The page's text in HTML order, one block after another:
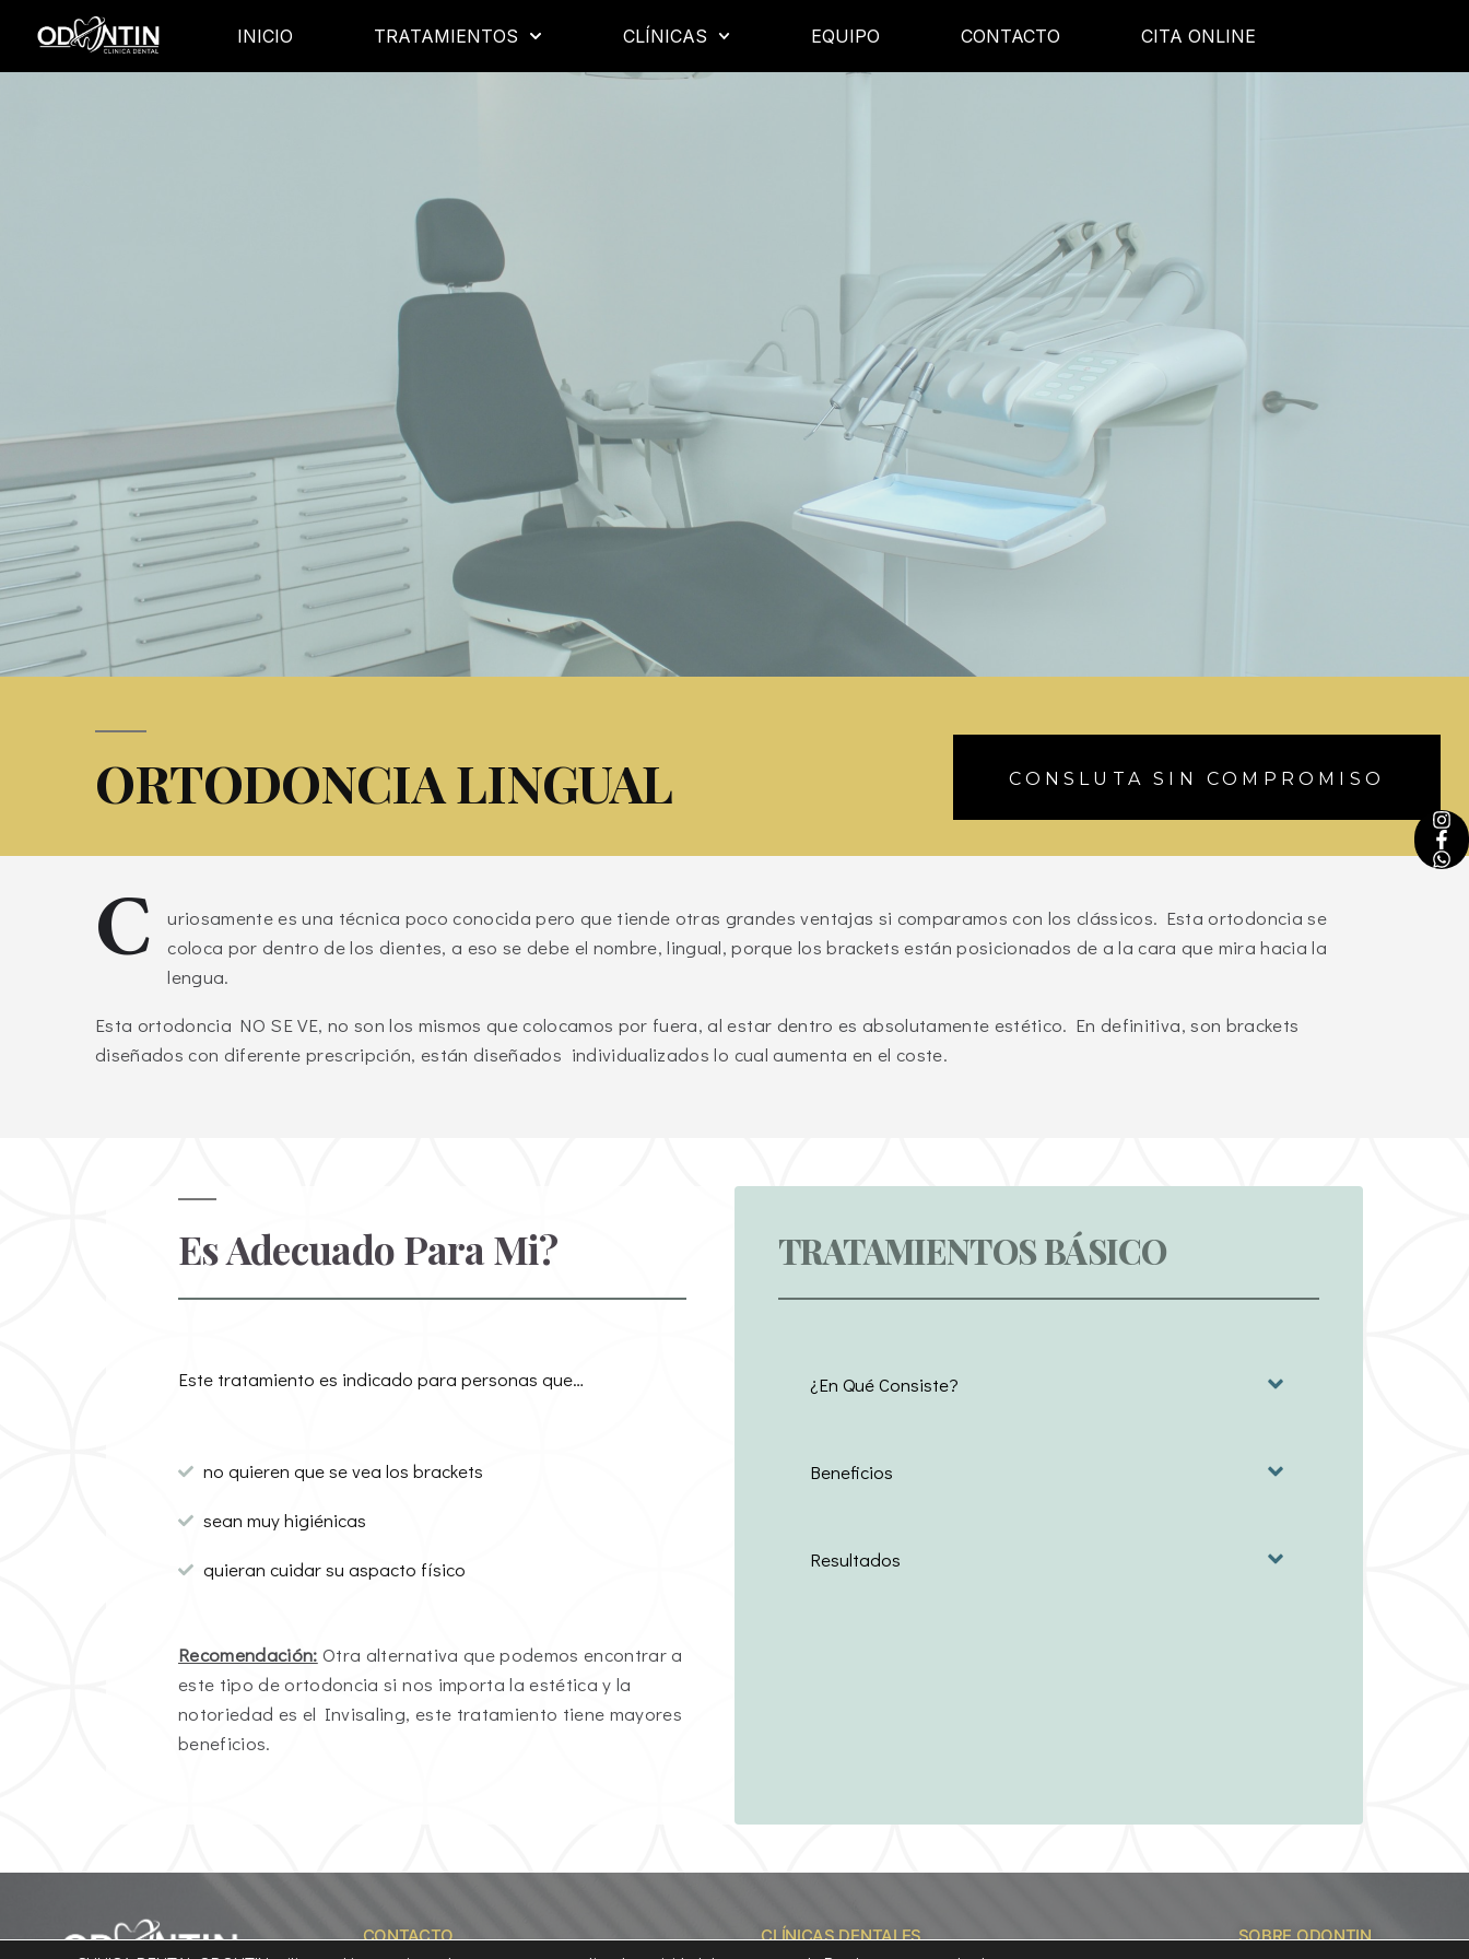
INICIO TRATAMIENTOS CLÍNICAS EQUIPO CONTACTO CITA ONLINE
ORTODONCIA LINGUAL CONSLUTA SIN COMPROMISO
C uriosamente es una técnica poco conocida pero que tiende otras grandes ventajas si comparamos con los clássicos. Esta ortodoncia se
coloca por dentro de los dientes, a eso se debe el nombre, lingual, porque los brackets están posicionados de a la cara que mira hacia la
lengua.
Esta ortodoncia NO SE VE, no son los mismos que colocamos por fuera, al estar dentro es absolutamente estético. En definitiva, son brackets
diseñados con diferente prescripción, están diseñados individualizados lo cual aumenta en el coste.
Es Adecuado Para Mi?
Este tratamiento es indicado para personas que…
no quieren que se vea los brackets
sean muy higiénicas
quieran cuidar su aspacto físico
Recomendación: Otra alternativa que podemos encontrar a
este tipo de ortodoncia si nos importa la estética y la
notoriedad es el Invisaling, este tratamiento tiene mayores
beneficios.
TRATAMIENTOS BÁSICO
¿En Qué Consiste?
Beneficios
Resultados
CONTACTO CLÍNICAS DENTALES
SOBRE ODONTIN